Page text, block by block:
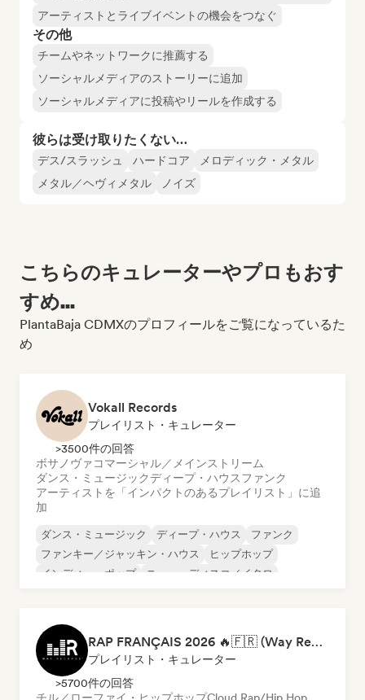
アーティストとライブイベントの機会をつなぐ
その他
チームやネットワークに推薦する
ソーシャルメディアのストーリーに追加
ソーシャルメディアに投稿やリールを作成する
彼らは受け取りたくない…
デス/スラッシュ ハードコア
メロディック・メタル
メタル／ヘヴィメタル
ノイズ
こちらのキュレーターやプロもおす
すめ...
PlantaBaja CDMXのプロフィールをご覧になっているた
め
Vokall Records
プレイリスト・キュレーター
>3500件の回答
ボサノヴァコマーシャル／メインストリーム
ダンス・ミュージックディープ・ハウスファンク
アーティストを「インパクトのあるプレイリスト」に追
加
ダンス・ミュージック ディープ・ハウス
ファンク
ファンキー／ジャッキン・ハウス
ヒップホップ
インディー・ポップ
ニュー・ディスコ／イタロ
RAP FRANÇAIS 2026 🔥🇫🇷 (Way Records)
プレイリスト・キュレーター
>5700件の回答